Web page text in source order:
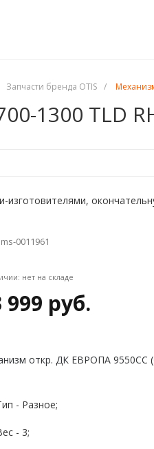
Запчасти бренда OTIS /
1300 TLD
0011961
нет на складе
999 руб.
откр. ДК ЕВРОПА 9550CC
- Разное;
- 3;